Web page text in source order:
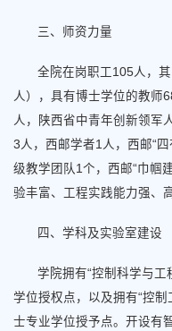
三、师资力量
全院在岗职工105人，
人），具有博士学位的教师
人，陕西省中青年创新领军
3人，西邮学者1人，西邮“
级教学团队1个，西邮“巾帼
验丰富、工程实践能力强、
四、学科及实验室建设
学院拥有“控制科学与工
学位授权点，以及拥有“控制
士专业学位授予点。开设有